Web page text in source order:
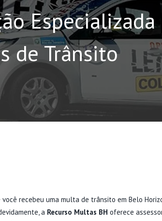
de Trânsito
você recebeu uma multa de trânsito em Belo
a Recurso Multas BH oferece